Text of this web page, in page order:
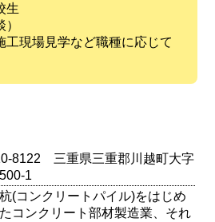
生
工現場見学など職種に応じて
8122 三重県三重郡川越町大字
1
(コンクリートパイル)をはじめ
コンクリート部材製造業、それ